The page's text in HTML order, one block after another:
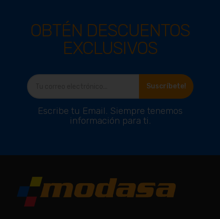
Ver producto
OBTÉN DESCUENTOS
EXCLUSIVOS
Suscríbete!
Escribe tu Email. Siempre tenemos
información para ti.